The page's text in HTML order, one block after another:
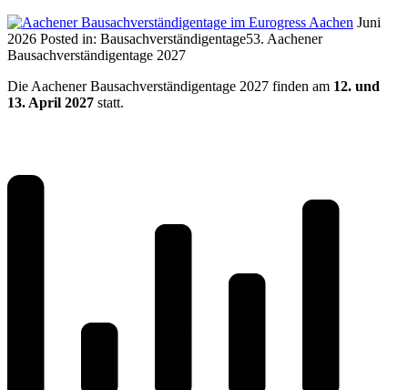
Juni
2026 Posted in: Bausachverständigentage53. Aachener
Bausachverständigentage 2027
Die Aachener Bausachverständigentage 2027 finden am 12. und
13. April 2027 statt.